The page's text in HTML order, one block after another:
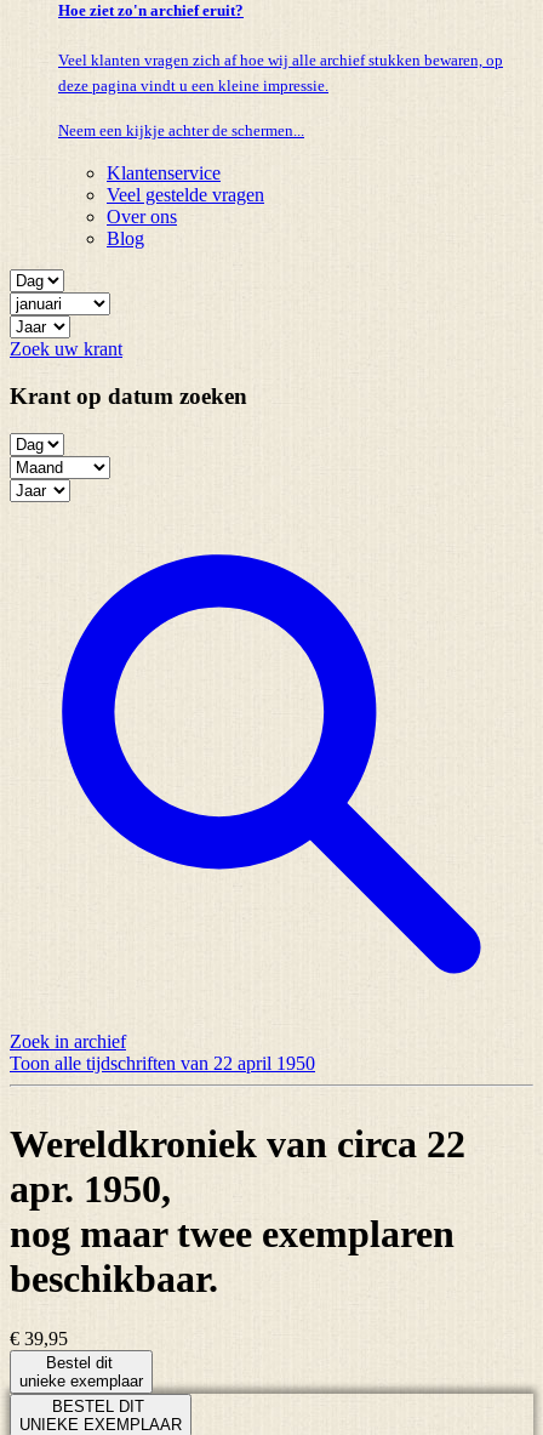
Hoe ziet zo'n archief eruit?
Veel klanten vragen zich af hoe wij alle archief stukken bewaren, op
deze pagina vindt u een kleine impressie.
Neem een kijkje achter de schermen...
Klantenservice
Veel gestelde vragen
Over ons
Blog
Zoek uw krant
Krant op datum zoeken
Zoek in archief
Toon alle tijdschriften van 22 april 1950
Wereldkroniek van circa 22
apr. 1950,
nog maartwee exemplaren
beschikbaar.
€ 39,95
Bestel dit
unieke exemplaar
BESTEL DIT
UNIEKE EXEMPLAAR